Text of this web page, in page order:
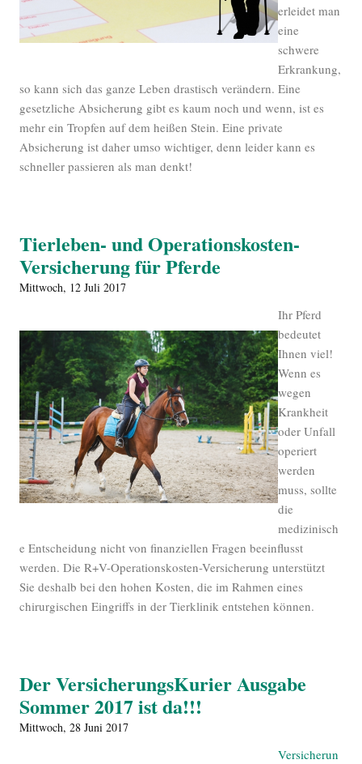
erleidet man
eine
schwere
Erkrankung,
so kann sich das ganze Leben drastisch verändern. Eine
gesetzliche Absicherung gibt es kaum noch und wenn, ist es
mehr ein Tropfen auf dem heißen Stein. Eine private
Absicherung ist daher umso wichtiger, denn leider kann es
schneller passieren als man denkt!
Tierleben- und Operationskosten-
Versicherung für Pferde
Mittwoch, 12 Juli 2017
Ihr Pferd
bedeutet
Ihnen viel!
Wenn es
wegen
Krankheit
oder Unfall
operiert
werden
muss, sollte
die
medizinisch
e Entscheidung nicht von finanziellen Fragen beeinflusst
werden. Die R+V-Operationskosten-Versicherung unterstützt
Sie deshalb bei den hohen Kosten, die im Rahmen eines
chirurgischen Eingriffs in der Tierklinik entstehen können.
Der VersicherungsKurier Ausgabe
Sommer 2017 ist da!!!
Mittwoch, 28 Juni 2017
Versicherun